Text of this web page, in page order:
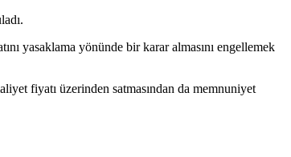
yasaklama yönünde bir karar almasını engellemek
fiyatı üzerinden satmasından da memnuniyet